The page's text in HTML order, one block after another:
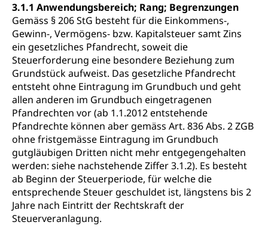
3.1.1 Anwendungsbereich; Rang; Begrenzungen
Gemäss § 206 StG besteht für die Einkommens-,
Gewinn-, Vermögens- bzw. Kapitalsteuer samt Zins
ein gesetzliches Pfandrecht, soweit die
Steuerforderung eine besondere Beziehung zum
Grundstück aufweist. Das gesetzliche Pfandrecht
entsteht ohne Eintragung im Grundbuch und geht
allen anderen im Grundbuch eingetragenen
Pfandrechten vor (ab 1.1.2012 entstehende
Pfandrechte können aber gemäss Art. 836 Abs. 2 ZGB
ohne fristgemässe Eintragung im Grundbuch
gutgläubigen Dritten nicht mehr entgegengehalten
werden: siehe nachstehende Ziffer 3.1.2). Es besteht
ab Beginn der Steuerperiode, für welche die
entsprechende Steuer geschuldet ist, längstens bis 2
Jahre nach Eintritt der Rechtskraft der
Steuerveranlagung.